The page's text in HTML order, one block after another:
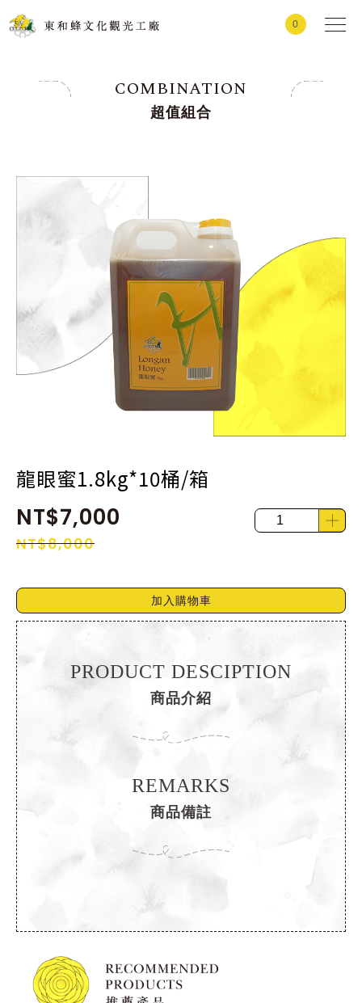
0
COMBINATION
超值組合
龍眼蜜1.8kg*10桶/箱
NT$7,000
NT$8,000
加入購物車
PRODUCT DESCIPTION
商品介紹
REMARKS
商品備註